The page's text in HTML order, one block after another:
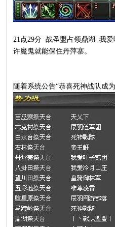
21点29分 战圣盟占领鼎湖
我
许魔鬼就能保住丹萍寨。
随着系统公告“恭喜死神战队成